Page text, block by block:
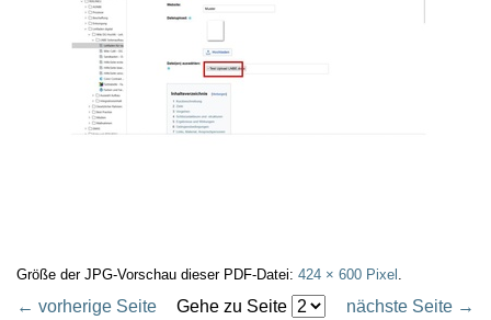
Größe der JPG-Vorschau dieser PDF-Datei: 424 × 600 Pixel .
← vorherige Seite Gehe zu Seite nächste Seite →